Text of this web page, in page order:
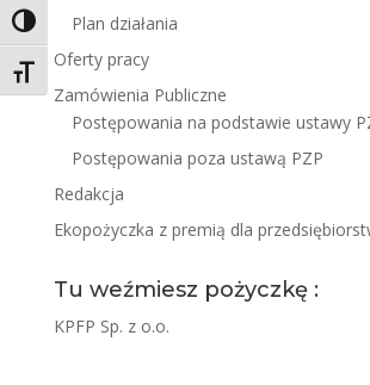
Toggle High Contrast
Toggle Font size
Plan działania
Oferty pracy
Zamówienia Publiczne
Postępowania na podstawie ustawy
Postępowania poza ustawą PZP
Redakcja
Ekopożyczka z premią dla
Tu weźmiesz pożyczkę :
KPFP Sp. z o.o.